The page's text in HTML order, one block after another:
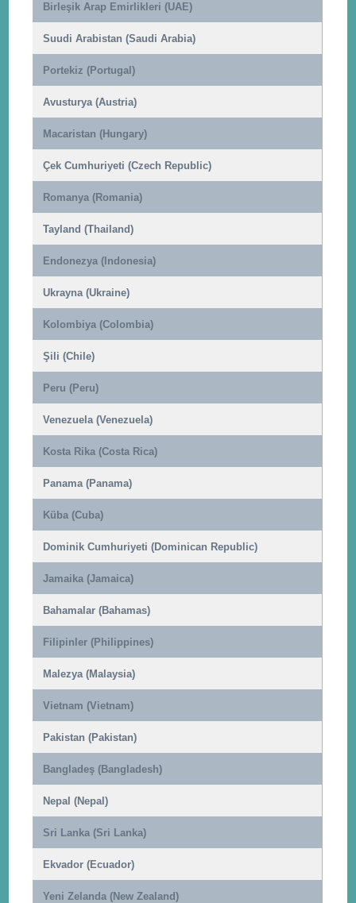
Birleşik Arap Emirlikleri (UAE)
Suudi Arabistan (Saudi Arabia)
Portekiz (Portugal)
Avusturya (Austria)
Macaristan (Hungary)
Çek Cumhuriyeti (Czech Republic)
Romanya (Romania)
Tayland (Thailand)
Endonezya (Indonesia)
Ukrayna (Ukraine)
Kolombiya (Colombia)
Şili (Chile)
Peru (Peru)
Venezuela (Venezuela)
Kosta Rika (Costa Rica)
Panama (Panama)
Küba (Cuba)
Dominik Cumhuriyeti (Dominican Republic)
Jamaika (Jamaica)
Bahamalar (Bahamas)
Filipinler (Philippines)
Malezya (Malaysia)
Vietnam (Vietnam)
Pakistan (Pakistan)
Bangladeş (Bangladesh)
Nepal (Nepal)
Sri Lanka (Sri Lanka)
Ekvador (Ecuador)
Yeni Zelanda (New Zealand)